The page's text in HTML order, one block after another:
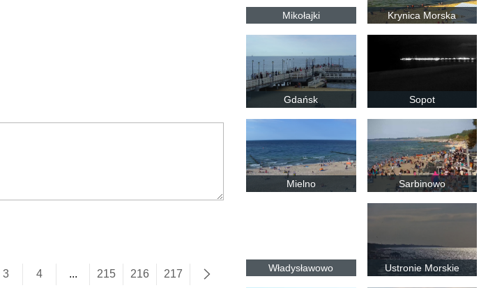
3 4 ... 215 216 217 następne
Mikołajki Krynica Morska
Gdańsk Sopot
Mielno Sarbinowo
Władysławowo Ustronie Morskie